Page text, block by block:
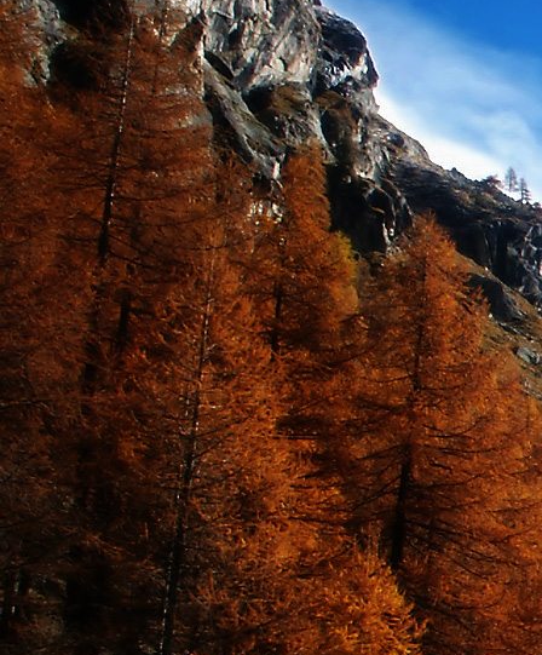
Elérhetőségek
Dr. Göllner
2081 Piliscsaba,
e-mail:
telefonszám:
Dr. Göllner
2081 Piliscsaba,
e-mail:
telefonszám:
adószám: